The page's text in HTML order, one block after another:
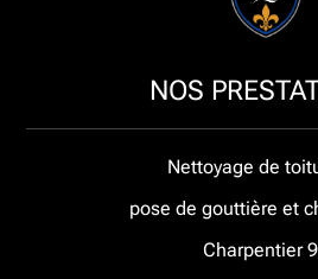
NOS
Nettoyage de
pose de gouttière et
Charpentier